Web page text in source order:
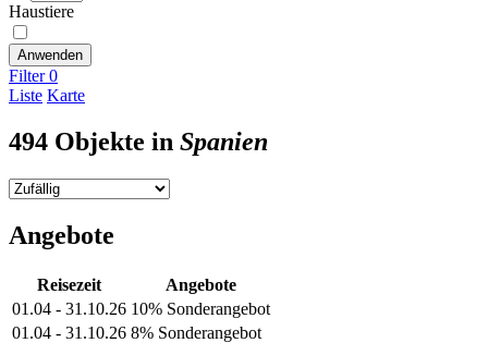
Haustiere
Anwenden
Filter0
Liste Karte
494 Objekte in Spanien
Angebote
Reisezeit
Angebote
01.04 - 31.10.26 10% Sonderangebot
01.04 - 31.10.26 8% Sonderangebot